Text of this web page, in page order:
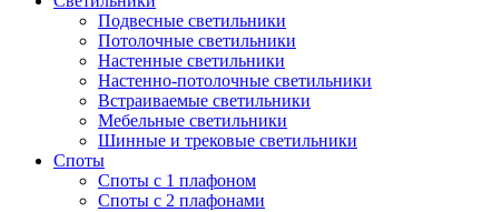
Подвесные светильники
Потолочные светильники
Настенные светильники
Настенно-потолочные светильники
Встраиваемые светильники
Мебельные светильники
Шинные и трековые светильники
Споты
Споты с 1 плафоном
Споты с 2 плафонами